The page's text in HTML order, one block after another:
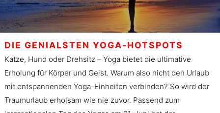
DIE GENIALSTEN YOGA-HOTSPOTS
Katze, Hund oder Drehsitz – Yoga bietet die ultimative
Erholung für Körper und Geist. Warum also nicht den Urlaub
mit entspannenden Yoga-Einheiten verbinden? So wird der
Traumurlaub erholsam wie nie zuvor. Passend zum